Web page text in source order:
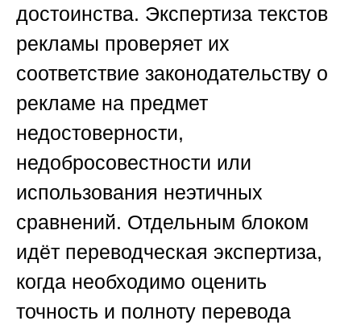
достоинства. Экспертиза текстов
рекламы проверяет их
соответствие законодательству о
рекламе на предмет
недостоверности,
недобросовестности или
использования неэтичных
сравнений. Отдельным блоком
идёт переводческая экспертиза,
когда необходимо оценить
точность и полноту перевода